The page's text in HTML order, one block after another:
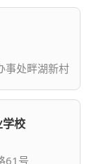
事处畔湖新村
学校
61号